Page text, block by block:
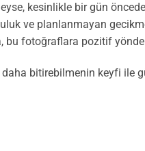
kesinlikle bir gün
ve planlanmayan
bu fotoğraflara pozitif yönde
bitirebilmenin keyfi ile